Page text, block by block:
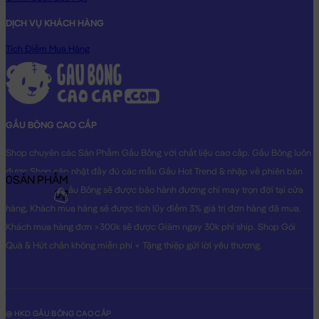
DỊCH VỤ KHÁCH HÀNG
Tích Điểm Mua Hàng
GẤU BÔNG CAO CẤP
Shop chuyên các Sản Phẩm Gấu Bông với chất liệu cao cấp. Gấu Bông luôn
được Shop cập nhật đầy đủ các mẫu Gấu Hot Trend & nhập về phiên bản
Original nhất. Gấu Bông sẽ được bảo hành đường chỉ may trọn đời tại cửa
hàng, Khách mua hàng sẽ được tích lũy điểm 3% giá trị đơn hàng đã mua.
Khách mua hàng đơn >300k sẽ được Giảm ngay 30k phí ship. Shop Gói
Quà & Hút chân không miễn phí + Tặng thiệp gửi lời yêu thương.
@ HKD GẤU BÔNG CAO CẤP
0SẢN PHẨM
0₫